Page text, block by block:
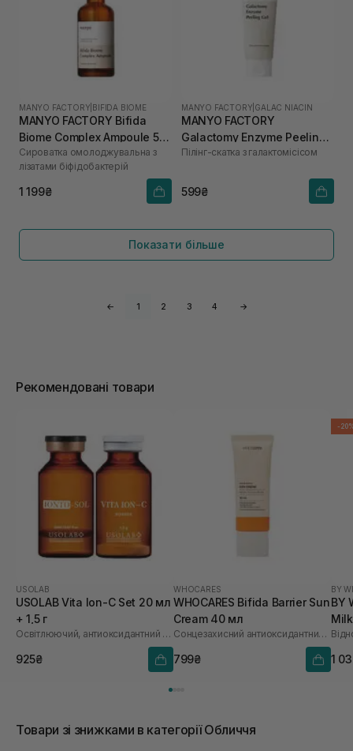
MANYO FACTORY BIFIDA BIOME
MANYO FACTORY Bifida
Biome Complex Ampoule 50
мл
Сироватка омолоджувальна з
лізатами біфідобактерій
1 199₴
MANYO FACTORY GALAC NIACIN
MANYO FACTORY
Galactomy Enzyme Peeling
Gel 75 мл
Пілінг-скатка з галактомісісом
599₴
Показати більше
← 1 2 3 4 →
Рекомендовані товари
USOLAB
USOLAB Vita Ion-C Set 20 мл
+ 1,5 г
Освітлюючий, антиоксидантний та омолоджуючий набір
925₴
WHOCARES
WHOCARES Bifida Barrier Sun
Cream 40 мл
Сонцезахисний антиоксидантний крем
799₴
-
BY
BY
1
Товари зі знижками в категорії Обличчя